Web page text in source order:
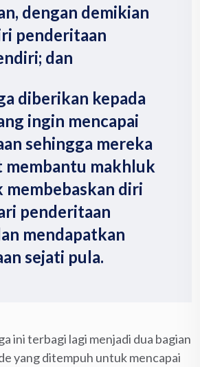
dengan demikian
penderitaan
dan
diberikan kepada
ingin mencapai
sehingga mereka
membantu makhluk
membebaskan diri
penderitaan
mendapatkan
sejati pula.
ini terbagi lagi menjadi dua bagian
yang ditempuh untuk mencapai